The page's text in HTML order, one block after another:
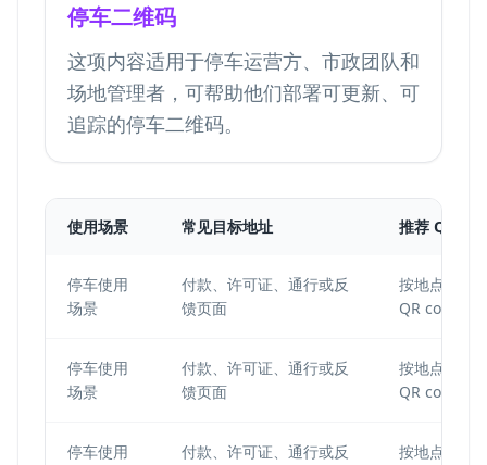
停车二维码
这项内容适用于停车运营方、市政团队和
场地管理者，可帮助他们部署可更新、可
追踪的停车二维码。
使用场景 常见目标地址 推荐 QR 设
停车使用
场景
付款、许可证、通行或反
馈页面
按地点或区
QR code
停车使用
场景
付款、许可证、通行或反
馈页面
按地点或区
QR code
停车使用
付款、许可证、通行或反
按地点或区